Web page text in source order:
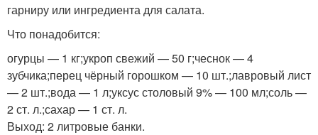
гарниру или ингредиента для салата.
Что понадобится:
огурцы — 1 кг;укроп свежий — 50 г;чеснок — 4
зубчика;перец чёрный горошком — 10 шт.;лавровый лист
— 2 шт.;вода — 1 л;уксус столовый 9% — 100 мл;соль —
2 ст. л.;сахар — 1 ст. л.
Выход: 2 литровые банки.